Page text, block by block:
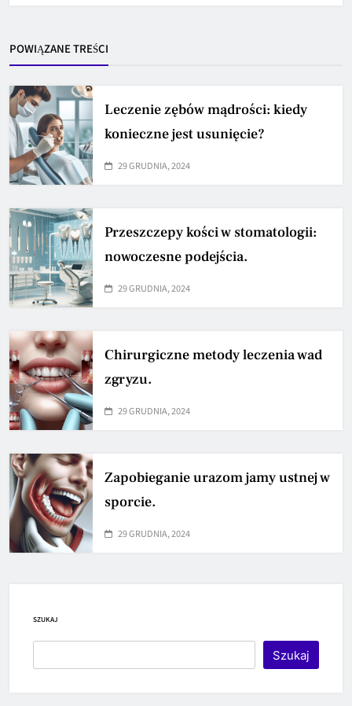
POWIĄZANE TREŚCI
Leczenie zębów mądrości: kiedy
konieczne jest usunięcie?
29 GRUDNIA, 2024
Przeszczepy kości w stomatologii:
nowoczesne podejścia.
29 GRUDNIA, 2024
Chirurgiczne metody leczenia wad
zgryzu.
29 GRUDNIA, 2024
Zapobieganie urazom jamy ustnej w
sporcie.
29 GRUDNIA, 2024
SZUKAJ
Szukaj